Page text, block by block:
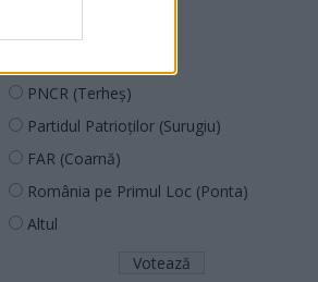
PNCR (Terheș)
Partidul Patrioților (Surugiu)
FAR (Coarnă)
România pe Primul Loc (Ponta)
Altul